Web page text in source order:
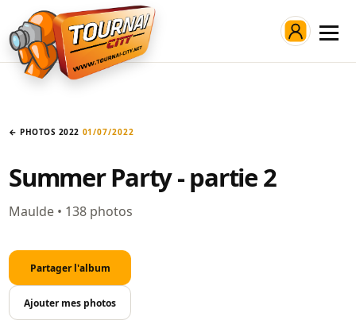
Connexion
← PHOTOS 2022 01/07/2022
Summer Party - partie 2
Maulde • 138 photos
Partager l'album
Ajouter mes photos